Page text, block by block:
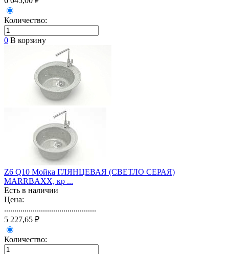
Количество:
0 В корзину
Z6 Q10 Мойка ГЛЯНЦЕВАЯ (СВЕТЛО СЕРАЯ)
MARRBAXX, кр ...
Есть в наличии
Цена:
.............................................
5 227,65 ₽
Количество: